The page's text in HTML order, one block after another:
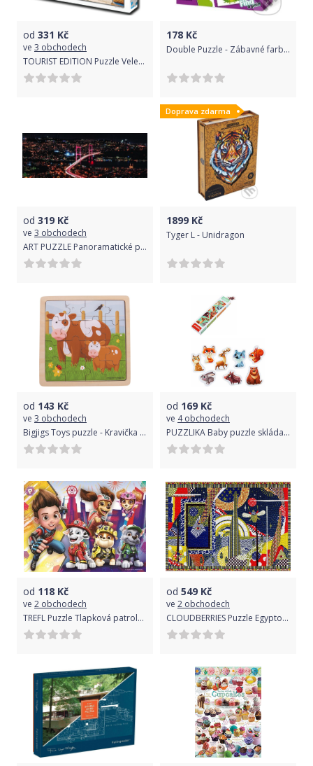
od 331 Kč
ve 3 obchodech
TOURIST EDITION Puzzle Velehrad, bazilika 500 dílků (č.48)
178 Kč
Double Puzzle - Zábavné farby - far far land
od 319 Kč
ve 3 obchodech
ART PUZZLE Panoramatické puzzle Z Asie do Evropy 1000 dílků
Doprava zdarma
1899 Kč
Tyger L - Unidragon
od 143 Kč
ve 3 obchodech
Bigjigs Toys puzzle - Kravička s telátkem
od 169 Kč
ve 4 obchodech
PUZZLIKA Baby puzzle skládačka Lesní zvířátka 8x 2 dílky pro miminka
od 118 Kč
ve 2 obchodech
TREFL Puzzle Tlapková patrola ve filmu: Dobře sehraný tým 30 dílků
od 549 Kč
ve 2 obchodech
CLOUDBERRIES Puzzle Egyptology 1000 dílků